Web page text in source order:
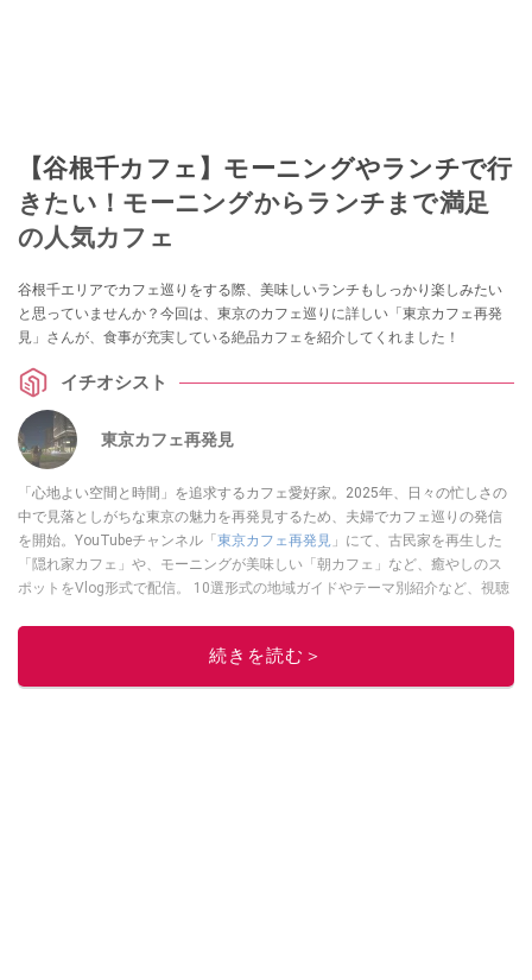
【谷根千カフェ】モーニングやランチで行
きたい！モーニングからランチまで満足
の人気カフェ
谷根千エリアでカフェ巡りをする際、美味しいランチもしっかり楽しみたい
と思っていませんか？今回は、東京のカフェ巡りに詳しい「東京カフェ再発
見」さんが、食事が充実している絶品カフェを紹介してくれました！
イチオシスト
東京カフェ再発見
「心地よい空間と時間」を追求するカフェ愛好家。2025年、日々の忙しさの
中で見落としがちな東京の魅力を再発見するため、夫婦でカフェ巡りの発信
を開始。YouTubeチャンネル「 東京カフェ再発見 」にて、古民家を再生した
「隠れ家カフェ」や、モーニングが美味しい「朝カフェ」など、癒やしのス
ポットをVlog形式で配信。 10選形式の地域ガイドやテーマ別紹介など、視聴
このイチオシストの他の記事を読む
続きを読む＞